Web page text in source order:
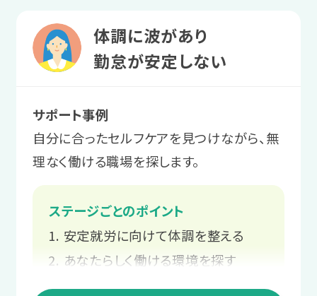
体調に波があり
勤怠が安定しない
サポート事例
自分に合ったセルフケアを見つけながら、無
理なく働ける職場を探します。
ステージごとのポイント
安定就労に向けて体調を整える
あなたらしく働ける環境を探す
スタッフと二人三脚での就職活動